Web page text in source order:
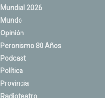
Mundial 2026
Mundo
Opinión
Peronismo 80 Años
Podcast
Política
Provincia
Radioteatro